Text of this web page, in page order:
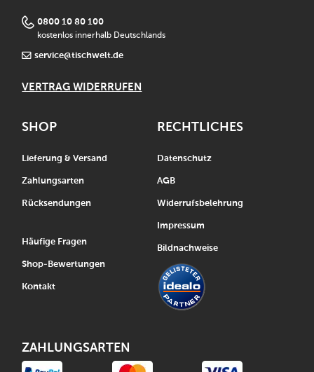
0800 10 80 100
kostenlos innerhalb Deutschlands
service@tischwelt.de
VERTRAG WIDERRUFEN
SHOP
Lieferung & Versand
Zahlungsarten
Rücksendungen
Häufige Fragen
Shop-Bewertungen
Kontakt
RECHTLICHES
Datenschutz
AGB
Widerrufsbelehrung
Impressum
Bildnachweise
ZAHLUNGSARTEN